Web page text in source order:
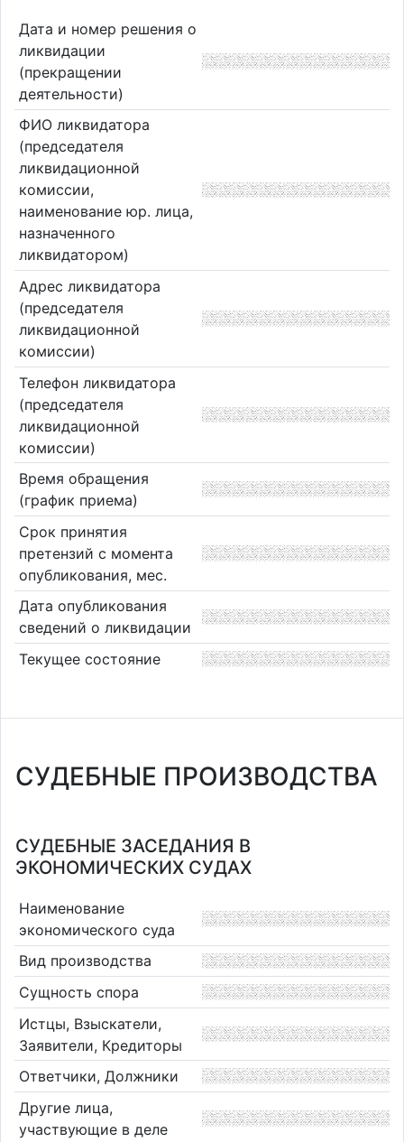
Дата и номер решения о
ликвидации
(прекращении
деятельности)
ФИО ликвидатора
(председателя
ликвидационной
комиссии,
наименование юр. лица,
назначенного
ликвидатором)
Адрес ликвидатора
(председателя
ликвидационной
комиссии)
Телефон ликвидатора
(председателя
ликвидационной
комиссии)
Время обращения
(график приема)
Срок принятия
претензий с момента
опубликования, мес.
Дата опубликования
сведений о ликвидации
Текущее состояние
СУДЕБНЫЕ ПРОИЗВОДСТВА
СУДЕБНЫЕ ЗАСЕДАНИЯ В
ЭКОНОМИЧЕСКИХ СУДАХ
Наименование
экономического суда
Вид производства
Сущность спора
Истцы, Взыскатели,
Заявители, Кредиторы
Ответчики, Должники
Другие лица,
участвующие в деле